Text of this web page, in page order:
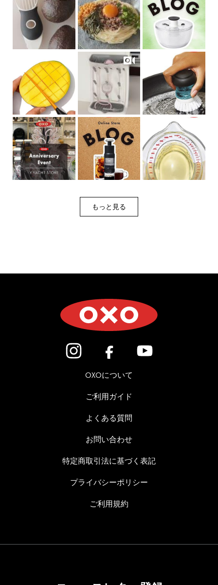
もっと見る
OXOについて
ご利用ガイド
よくある質問
お問い合わせ
特定商取引法に基づく表記
プライバシーポリシー
ご利用規約